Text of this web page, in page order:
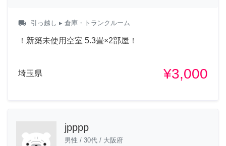
local_shipping 引っ越し ▸ 倉庫・トランクルーム
！新築未使用空室 5.3畳×2部屋！
埼玉県 ¥3,000
jpppp
男性 / 30代 / 大阪府